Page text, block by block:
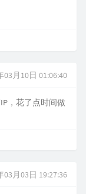
03月10日 01:06:40
，花了点时间做
03月03日 19:27:36